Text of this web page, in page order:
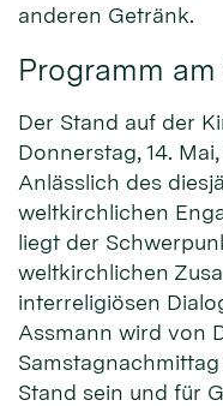
anderen Getränk.
Programm
Der Stand auf der
Donnerstag, 14.
Anlässlich des
weltkirchlichen
liegt der
weltkirchlichen
interreligiösen
Assmann wird von
Stand sein und für